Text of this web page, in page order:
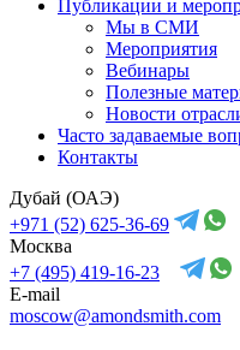
Публикации и
Мы в СМИ
Мероприятия
Вебинары
Полезные
Новости
Часто задаваемые
Контакты
Дубай (ОАЭ)
+971 (52) 625-36-69
Москва
+7 (495) 419-16-23
E-mail
moscow@amondsmith.com